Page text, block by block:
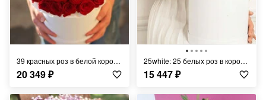
39 красных роз в белой коробке
20 349₽
25white: 25 белых роз в коробке
15 447₽